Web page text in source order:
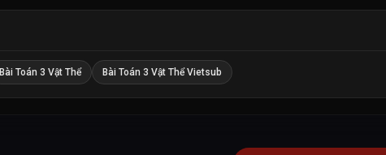
Bài Toán 3 Vật Thể Bài Toán 3 Vật Thể Vietsub